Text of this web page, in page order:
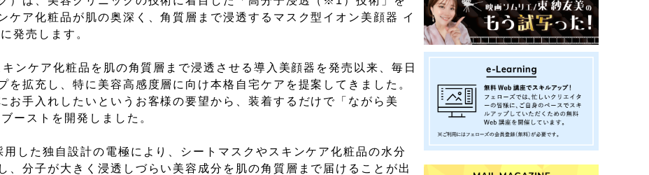
ケア化粧品が肌の奥深く、角質層まで浸透するマスク型イオン美顔器 イ
発売します。
ンケア化粧品を肌の角質層まで浸透させる導入美顔器を発売以来、毎日
拡充し、特に美容高感度層に向け本格自宅ケアを提案してきました。
お手入れしたいというお客様の要望から、装着するだけで「ながら美
ーストを開発しました。
した独自設計の電極により、シートマスクやスキンケア化粧品の水分
、分子が大きく浸透しづらい美容成分を肌の角質層まで届けることが出